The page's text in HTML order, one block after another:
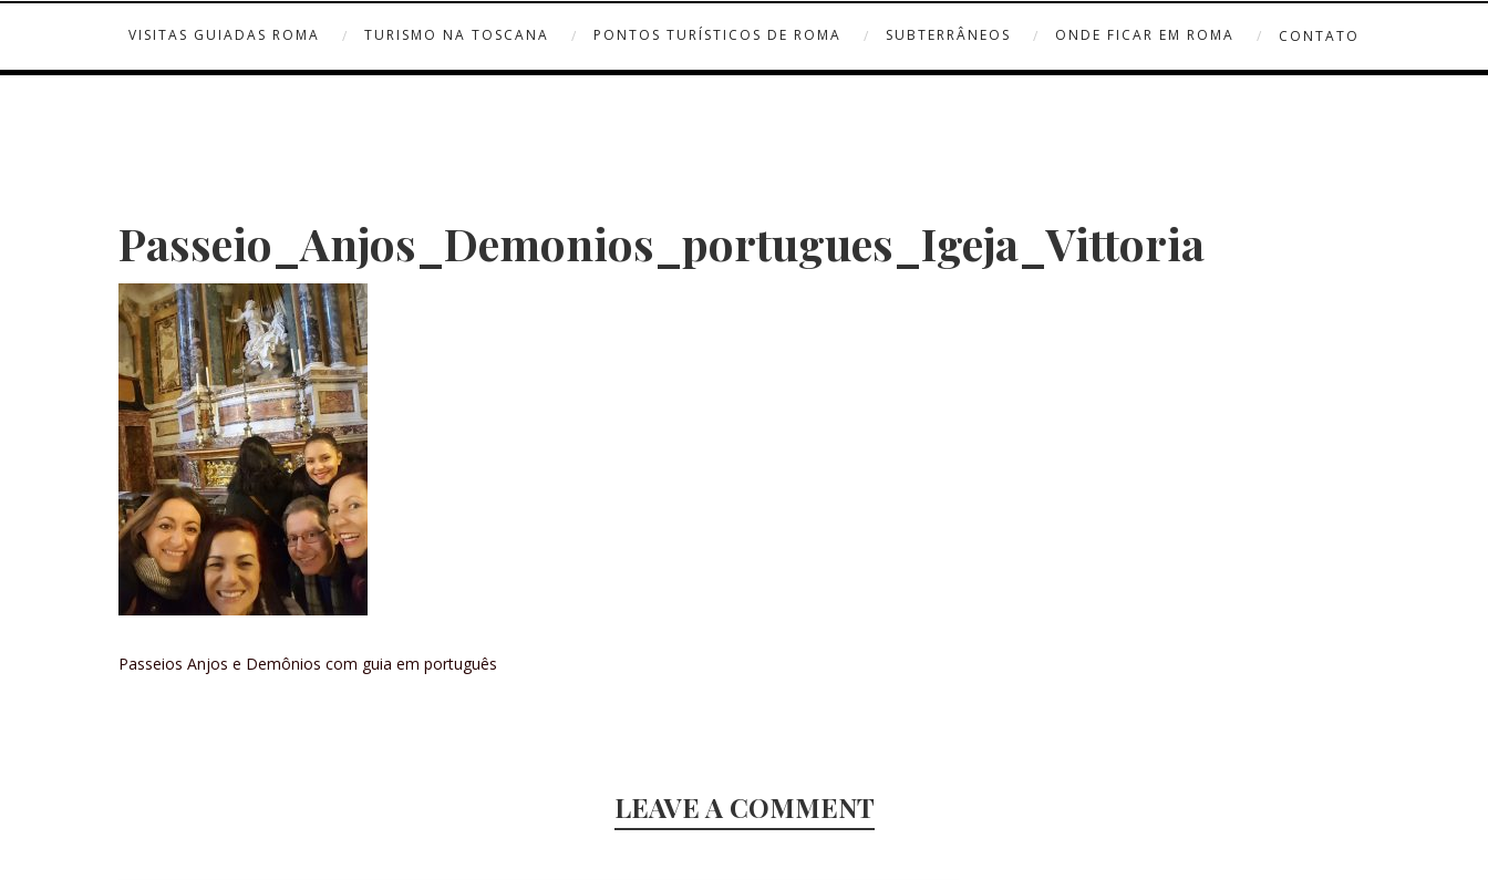
VISITAS GUIADAS ROMA TURISMO NA TOSCANA PONTOS TURÍSTICOS DE ROMA SUBTERRÂNEOS ONDE FICAR EM ROMA CONTATO
Passeio_Anjos_Demonios_portugues_Igeja_Vittoria
Passeios Anjos e Demônios com guia em português
LEAVE A COMMENT